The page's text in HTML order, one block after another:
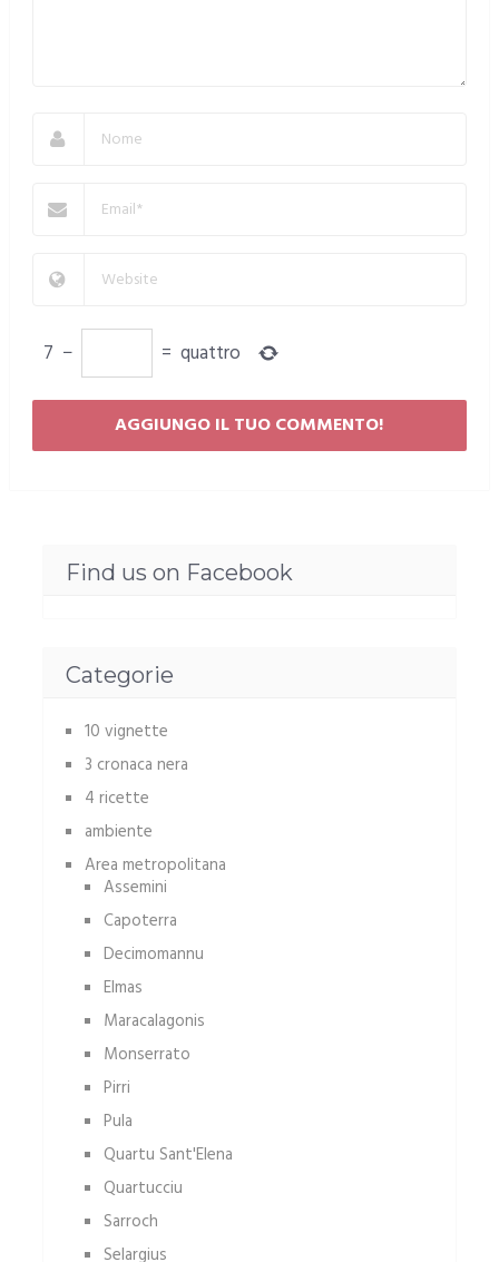
7 − = quattro
Find us on Facebook
Categorie
10 vignette
3 cronaca nera
4 ricette
ambiente
Area metropolitana
Assemini
Capoterra
Decimomannu
Elmas
Maracalagonis
Monserrato
Pirri
Pula
Quartu Sant'Elena
Quartucciu
Sarroch
Selargius